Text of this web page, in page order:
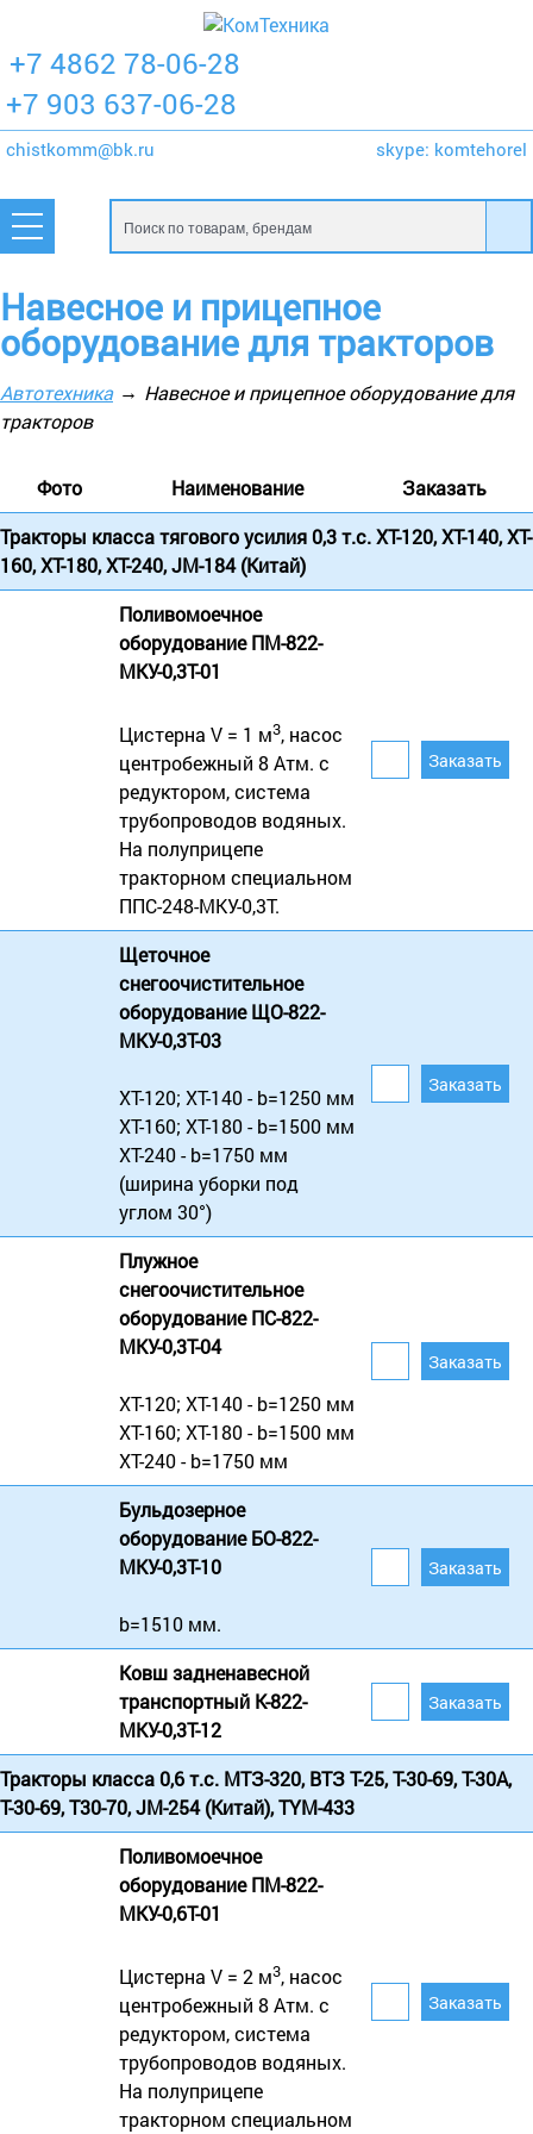
+7 4862 78-06-28
+7 903 637-06-28
chistkomm@bk.ru skype: komtehorel
Навесное и прицепное
оборудование для тракторов
Автотехника
Навесное и прицепное оборудование для
тракторов
Фото Наименование
Заказать
Тракторы класса тягового усилия 0,3 т.с. XT-120, XT-140, XT-
160, XT-180, XT-240, JM-184 (Китай)
Поливомоечное
оборудование ПМ-822-
МКУ-0,3Т-01
Цистерна V = 1 м3, насос
центробежный 8 Атм. с
редуктором, система
трубопроводов водяных.
На полуприцепе
тракторном специальном
ППС-248-МКУ-0,3Т.
Щеточное
снегоочистительное
оборудование ЩО-822-
МКУ-0,3Т-03
XT-120; XT-140 - b=1250 мм
XT-160; XT-180 - b=1500 мм
XT-240 - b=1750 мм
(ширина уборки под
углом 30°)
Плужное
снегоочистительное
оборудование ПС-822-
МКУ-0,3Т-04
XT-120; XT-140 - b=1250 мм
XT-160; XT-180 - b=1500 мм
XT-240 - b=1750 мм
Бульдозерное
оборудование БО-822-
МКУ-0,3Т-10
b=1510 мм.
Ковш задненавесной
транспортный К-822-
МКУ-0,3Т-12
Тракторы класса 0,6 т.с. МТЗ-320, ВТЗ Т-25, Т-30-69, Т-30А,
Т-30-69, Т30-70, JM-254 (Китай), TYM-433
Поливомоечное
оборудование ПМ-822-
МКУ-0,6Т-01
Цистерна V = 2 м3, насос
центробежный 8 Атм. с
редуктором, система
трубопроводов водяных.
На полуприцепе
тракторном специальном